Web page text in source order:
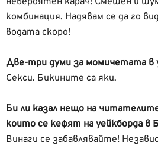
комбинация. Надявам се да го
водата скоро!
Две-три думи за момичетата в
Секси. Бикините са яки.
Би ли казал нещо на
които се кефят на уейкборда в
Винаги се забавлявайте!